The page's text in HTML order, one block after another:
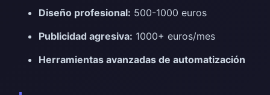
Diseño profesional: 500-1000 euros
Publicidad agresiva: 1000+ euros/mes
Herramientas avanzadas de automatización